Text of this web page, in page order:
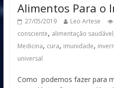
Alimentos Para o
27/05/2019 Leo Artese
consciente, alimentação saudável
Medicina, cura, imunidade,
universal
Como podemos fazer para